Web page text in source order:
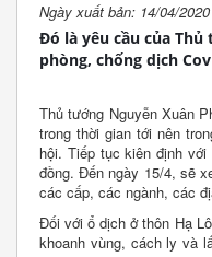
Ngày xuất bản: 14/04/2020
Đó là yêu cầu của
phòng, chống dịch
Thủ tướng Nguyễn Xuân
trong thời gian tới nên
hội. Tiếp tục kiên định
đồng. Đến ngày 15/4, sẽ
các cấp, các ngành, các
Đối với ổ dịch ở thôn Hạ
khoanh vùng, cách ly và